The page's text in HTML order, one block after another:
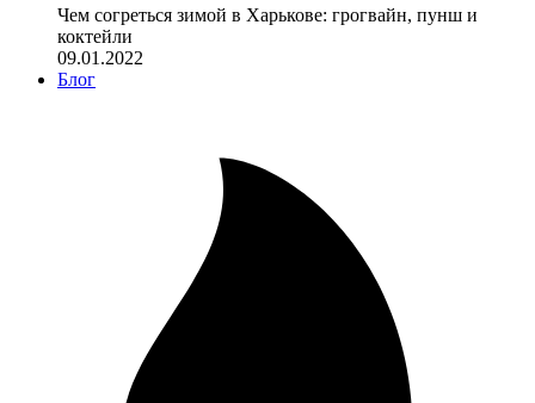
Чем согреться зимой в Харькове: грогвайн, пунш и
коктейли
09.01.2022
Блог